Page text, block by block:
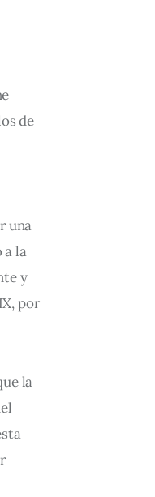
de
una
a la
y
por
la